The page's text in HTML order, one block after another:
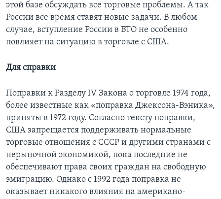
этой базе обсуждать все торговые проблемы. А так
России все время ставят новые задачи. В любом
случае, вступление России в ВТО не особенно
повлияет на ситуацию в торговле с США.
Для справки
Поправки к Разделу IV Закона о торговле 1974 года,
более известные как «поправка Джексона-Вэника»,
приняты в 1972 году. Согласно тексту поправки,
США запрещается поддерживать нормальные
торговые отношения с СССР и другими странами с
нерыночной экономикой, пока последние не
обеспечивают права своих граждан на свободную
эмиграцию. Однако с 1992 года поправка не
оказывает никакого влияния на американо-